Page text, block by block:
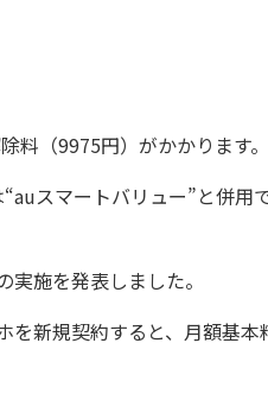
料（9975円）がかかります。
スマートバリュー”と併用
施を発表しました。
を新規契約すると、月額基本